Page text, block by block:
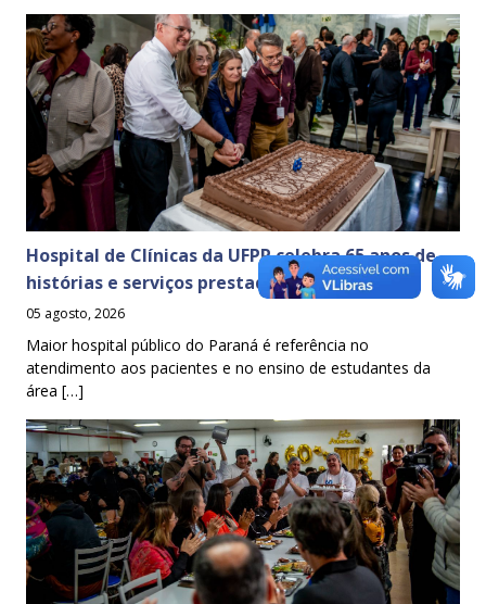
Hospital de Clínicas da UFPR celebra 65 anos de
histórias e serviços prestados à sociedade
05 agosto, 2026
Maior hospital público do Paraná é referência no
atendimento aos pacientes e no ensino de estudantes da
área […]